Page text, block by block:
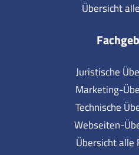
Übersicht
Juristische
Marketing-
Technische
Webseiten-
Übersicht alle